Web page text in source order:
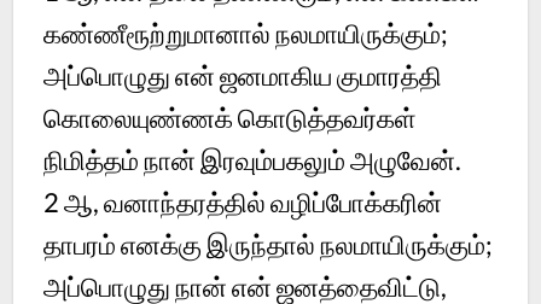
கண்ணீரூற்றுமானால் நலமாயிருக்கும்;
அப்பொழுது என் ஜனமாகிய குமாரத்தி
கொலையுண்ணக் கொடுத்தவர்கள்
நிமித்தம் நான் இரவும்பகலும் அழுவேன்.
2 ஆ, வனாந்தரத்தில் வழிப்போக்கரின்
தாபரம் எனக்கு இருந்தால் நலமாயிருக்கும்;
அப்பொழுது நான் என் ஜனத்தைவிட்டு,